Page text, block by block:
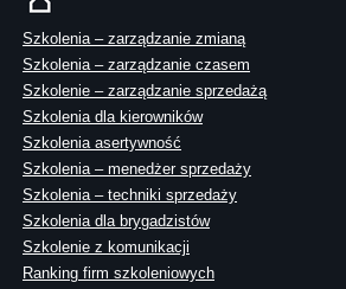
Szkolenia – zarządzanie zmianą
Szkolenia – zarządzanie czasem
Szkolenie – zarządzanie sprzedażą
Szkolenia dla kierowników
Szkolenia asertywność
Szkolenia – menedżer sprzedaży
Szkolenia – techniki sprzedaży
Szkolenia dla brygadzistów
Szkolenie z komunikacji
Ranking firm szkoleniowych